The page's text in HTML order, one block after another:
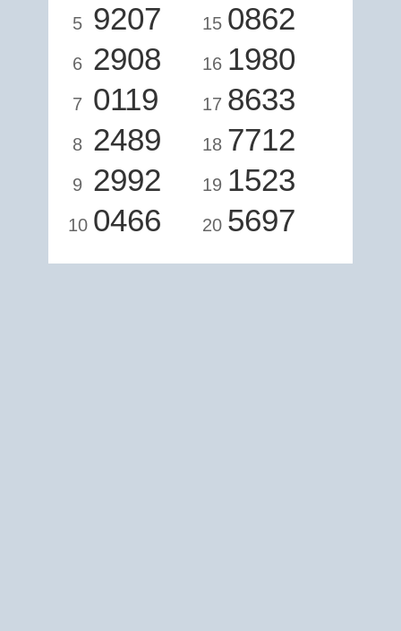
5 9207
6 2908
7 0119
8 2489
9 2992
10 0466
15 0862
16 1980
17 8633
18 7712
19 1523
20 5697